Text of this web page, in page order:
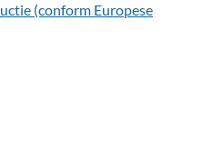
(conform Europese